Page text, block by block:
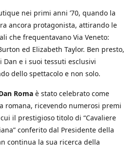
nei primi anni ’70, quando la
ancora protagonista, attirando le
che frequentavano Via Veneto:
ed Elizabeth Taylor. Ben presto,
Dan e i suoi tessuti esclusivi
dello spettacolo e non solo.
Roma è stato celebrato come
romana, ricevendo numerosi premi
il prestigioso titolo di “Cavaliere
conferito dal Presidente della
continua la sua ricerca della